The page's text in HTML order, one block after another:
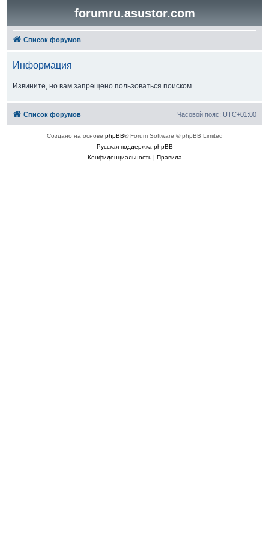
forumru.asustor.com
Список форумов
Информация
Извините, но вам запрещено пользоваться поиском.
Список форумов Часовой пояс: UTC+01:00
Создано на основе phpBB® Forum Software © phpBB Limited
Русская поддержка phpBB
Конфиденциальность| Правила